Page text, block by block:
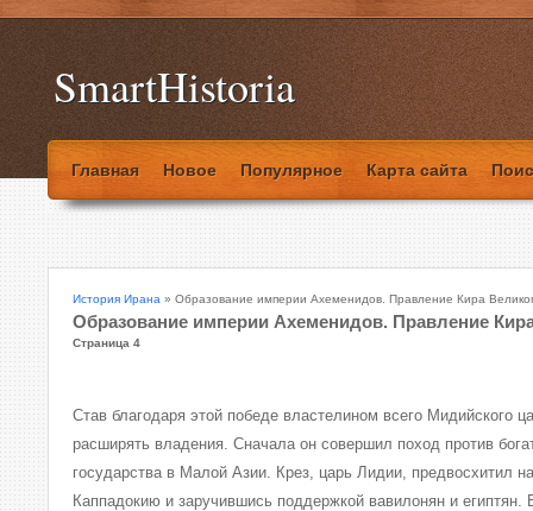
SmartHistoria
Главная Новое Популярное Карта сайта
История Ирана » Образование империи Ахеменидов. Правление Кира
Образование империи Ахеменидов. Правление
Страница 4
Став благодаря этой победе властелином всего Мидийского
расширять владения. Сначала он совершил поход против
государства в Малой Азии. Крез, царь Лидии, предвосхитил
Каппадокию и заручившись поддержкой вавилонян и египтян.